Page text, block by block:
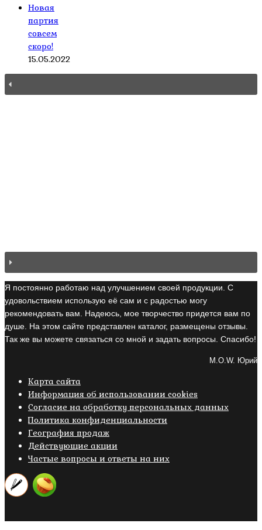
Новая
партия
совсем
скоро!
15.05.2022
Я постоянно работаю над улучшением своей продукции. С
удовольствием использую её сам и с радостью могу
рекомендовать вам. Надеюсь, мое творчество придется вам по
душе. На этом сайте представлен каталог, размещены отзывы.
Так же вы можете связаться со мной и задать вопросы. Спасибо!
M.O.W. Юрий
Карта сайта
Информация об использовании cookies
Cогласие на обработку персональных данных
Политика конфиденциальности
География продаж
Действующие акции
Частые вопросы и ответы на них